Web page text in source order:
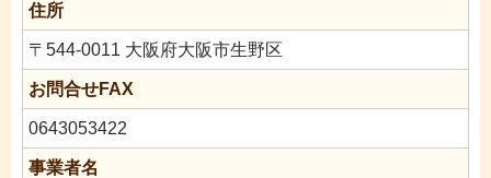
住所
〒544-0011 大阪府大阪市生野区
お問合せFAX
0643053422
事業者名